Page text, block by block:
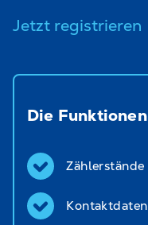
Jetzt registrieren
Die Funktionen